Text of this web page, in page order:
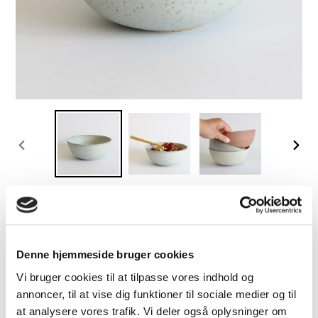
Denne hjemmeside bruger cookies
Vi bruger cookies til at tilpasse vores indhold og
annoncer, til at vise dig funktioner til sociale medier og til
at analysere vores trafik. Vi deler også oplysninger om
FORRIGE
Morgenmadsskål, MINT
Normalpris
300,00 DKK UDSOLGT
Inklusive moms.Leveringberegnes ved betaling.